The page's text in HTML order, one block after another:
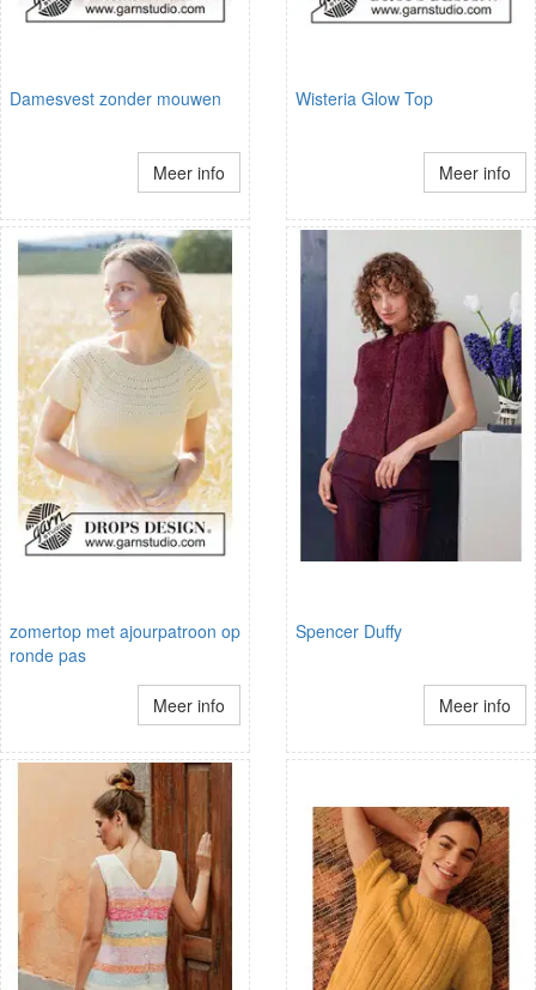
Damesvest zonder mouwen
Meer info
Wisteria Glow Top
Meer info
zomertop met ajourpatroon op
ronde pas
Meer info
Spencer Duffy
Meer info